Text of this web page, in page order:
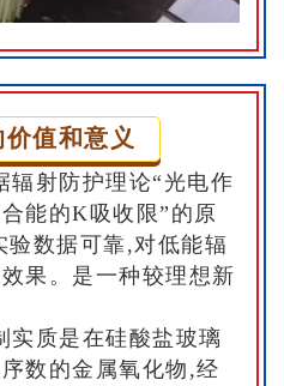
值和意义
辐射防护理论“光电作
能的K吸收限”的原
数据可靠,对低能辐
果。是一种较理想新
实质是在硅酸盐玻璃
数的金属氧化物,经